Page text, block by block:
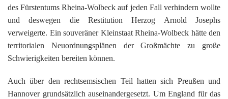
des Fürstentums Rheina-Wolbeck auf jeden Fall verhindern wollte
und deswegen die Restitution Herzog Arnold Josephs
verweigerte. Ein souveräner Kleinstaat Rheina-Wolbeck hätte den
territorialen Neuordnungsplänen der Großmächte zu große
Schwierigkeiten bereiten können.
Auch über den rechtsemsischen Teil hatten sich Preußen und
Hannover grundsätzlich auseinandergesetzt. Um England für das